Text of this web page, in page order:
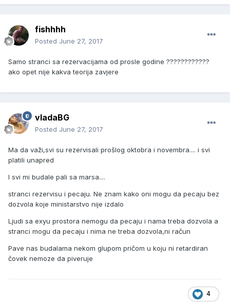
fishhhh
Posted June 27, 2017
Samo stranci sa rezervacijama od prosle godine ????????????
ako opet nije kakva teorija zavjere
vladaBG
Posted June 27, 2017
Ma da važi,svi su rezervisali prošlog oktobra i novembra.... i svi
platili unapred
I svi mi budale pali sa marsa....
stranci rezervisu i pecaju. Ne znam kako oni mogu da pecaju bez
dozvola koje ministarstvo nije izdalo
Ljudi sa exyu prostora nemogu da pecaju i nama treba dozvola a
stranci mogu da pecaju i nima ne treba dozvola,ni račun
Pave nas budalama nekom glupom pričom u koju ni retardiran
čovek nemoze da piveruje
4